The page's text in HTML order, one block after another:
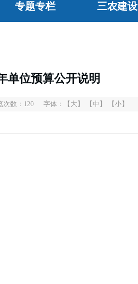
专题专栏 三农建设
单位预算公开说明
次数： 120 字体： 【大】 【中】 【小】